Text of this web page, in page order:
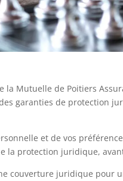
Mutuelle de Poitiers
garanties de protection
et de vos
la protection juridique,
couverture juridique pour